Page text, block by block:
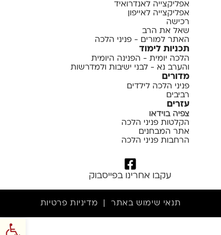
אפליקצייה לאנדרואיד
אפליקצייה לאייפון
רכישה
שאל את הרב
האתר למורים - פניני הלכה
תכניות לימוד
הלכה יומית - הפנינה היומית
והערב נא - לבני ישיבות ולמדרשות
מדורים
פניני הלכה לילדים
רביבים
עזרים
צפיה בוידאו
הקלטות פניני הלכה
אתר המבחנים
הרחבות פניני הלכה
עקבו אחרינו בפייסבוק
תנאי שימוש באתר| מדיניות פרטיות
פתח